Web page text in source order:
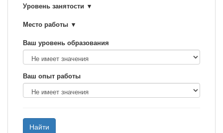
Уровень занятости
Место работы
Ваш уровень образования
Ваш опыт работы
Найти